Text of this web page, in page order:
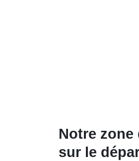
Notre
sur le